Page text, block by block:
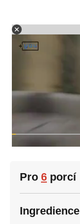
Pro 6 porcí
Ingredience